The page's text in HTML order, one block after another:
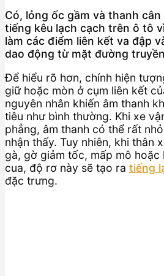
Có, lỏng ốc gầm và thanh
tiếng kêu lạch cạch trên ô tô
làm các điểm liên kết va đập
dao động từ mặt đường
Để hiểu rõ hơn, chính hiện
giữ hoặc mòn ở cụm liên kết
nguyên nhân khiến âm thanh
tiêu như bình thường. Khi xe
phẳng, âm thanh có thể rất
nhận thấy. Tuy nhiên, khi thân
gà, gờ giảm tốc, mấp mô hoặc
cua, độ rơ này sẽ tạo ra tiếng
đặc trưng.